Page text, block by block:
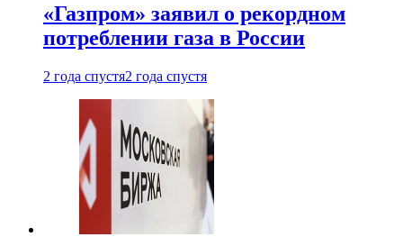
«Газпром» заявил о рекордном
потреблении газа в России
2 года спустя2 года спустя